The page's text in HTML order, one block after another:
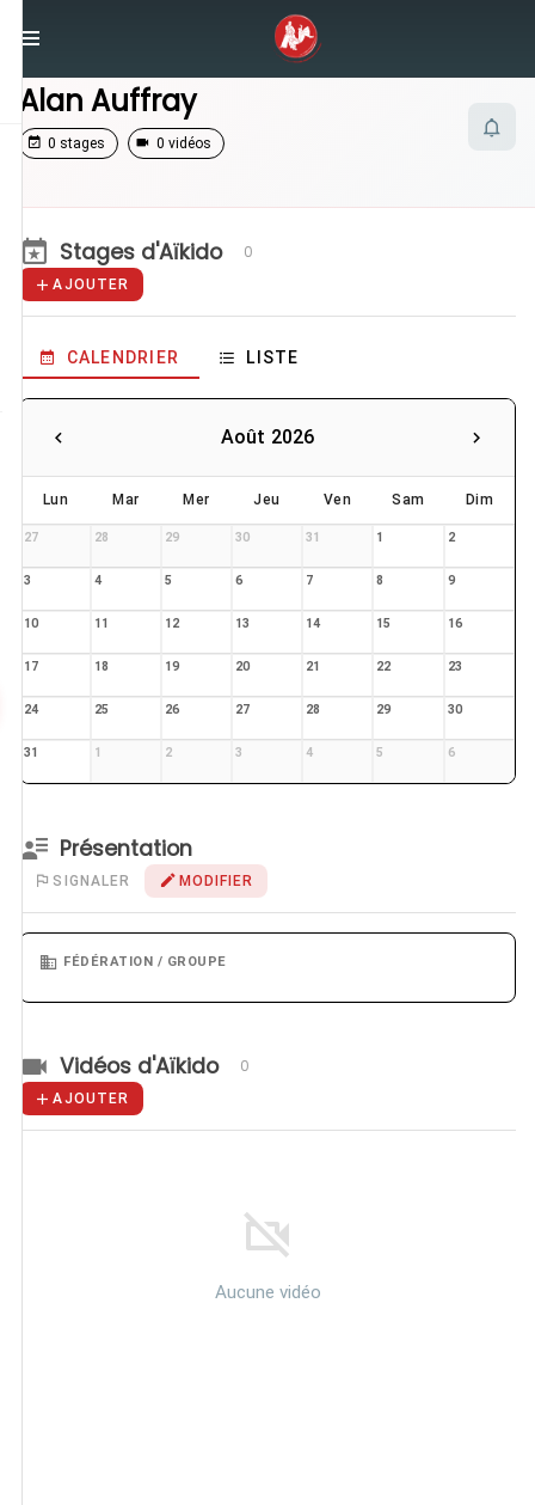
Alan Auffray
Alan Auffray
0 stages 0 vidéos
Stages d'Aïkido 0
AJOUTER
CALENDRIER LISTE
Août 2026
Lun Mar Mer Jeu Ven Sam Dim
27 28 29 30 31 1 2
3 4 5 6 7 8 9
10 11 12 13 14 15 16
17 18 19 20 21 22 23
24 25 26 27 28 29 30
31 1 2 3 4 5 6
Présentation
SIGNALER MODIFIER
FÉDÉRATION / GROUPE
Vidéos d'Aïkido 0
AJOUTER
Aucune vidéo